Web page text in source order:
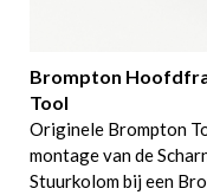
Brompton
Tool
Originele Brompton
montage van de
Stuurkolom bij een